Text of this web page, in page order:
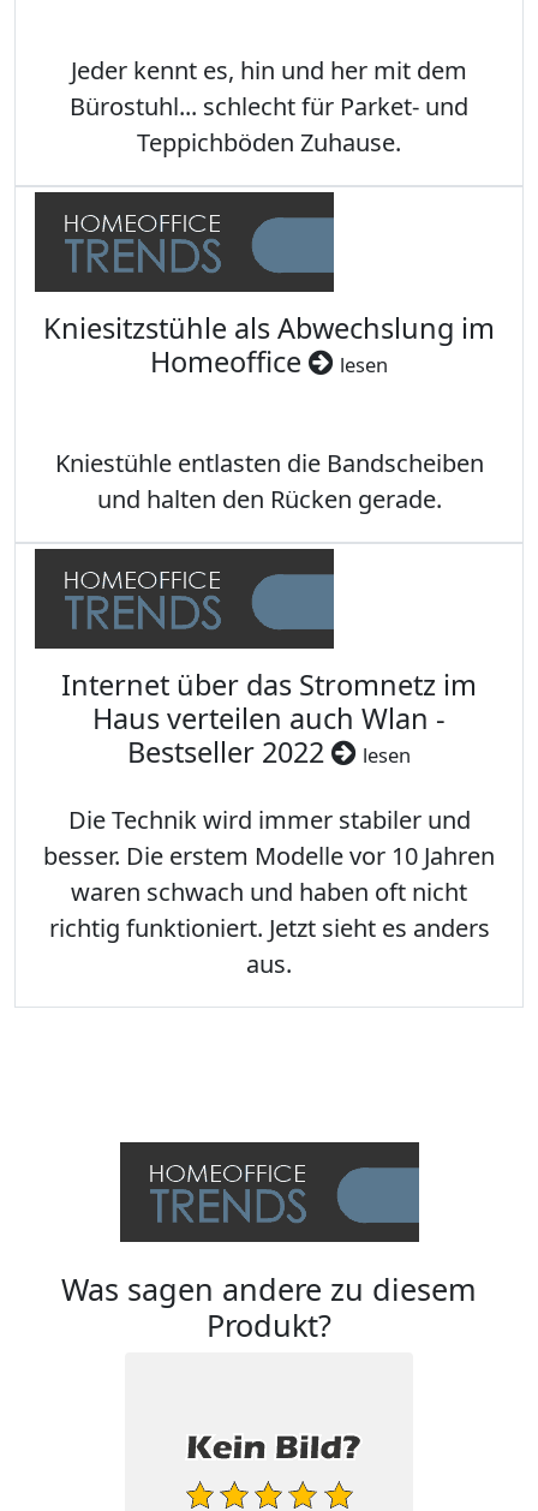
Jeder kennt es, hin und her mit dem
Bürostuhl... schlecht für Parket- und
Teppichböden Zuhause.
Kniesitzstühle als Abwechslung im
Homeoffice
lesen
Kniestühle entlasten die Bandscheiben
und halten den Rücken gerade.
Internet über das Stromnetz im
Haus verteilen auch Wlan -
Bestseller 2022
lesen
Die Technik wird immer stabiler und
besser. Die erstem Modelle vor 10 Jahren
waren schwach und haben oft nicht
richtig funktioniert. Jetzt sieht es anders
aus.
Was sagen andere zu diesem
Produkt?